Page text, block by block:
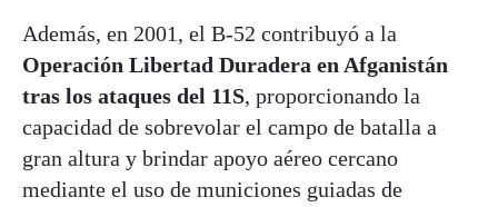
Además, en 2001, el B-52 contribuyó a la
Operación Libertad Duradera en Afganistán
tras los ataques del 11S, proporcionando la
capacidad de sobrevolar el campo de batalla a
gran altura y brindar apoyo aéreo cercano
mediante el uso de municiones guiadas de